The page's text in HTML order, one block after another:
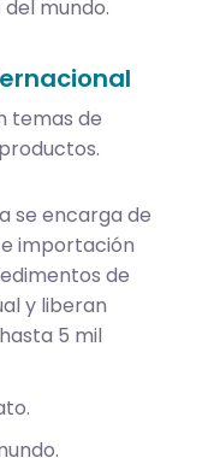
mundo.
temas de
se encarga de
importación
de
y liberan
5 mil